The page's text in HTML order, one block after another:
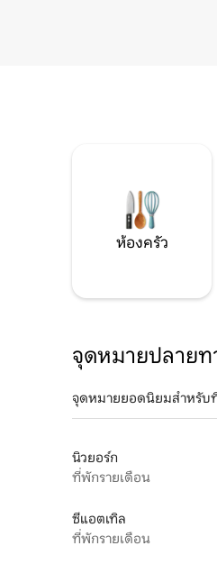
ห้องครัว
จุดหมายปลายท
จุดหมายยอดนิยมสำหรับ
นิวยอร์ก
ที่พักรายเดือน
ซีแอตเทิล
ที่พักรายเดือน